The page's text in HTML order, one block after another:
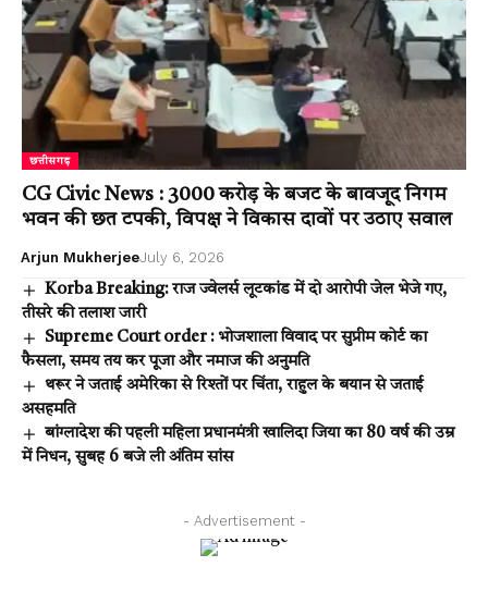
छत्तीसगढ़
CG Civic News : 3000 करोड़ के बजट के बावजूद निगम
भवन की छत टपकी, विपक्ष ने विकास दावों पर उठाए सवाल
Arjun MukherjeeJuly 6, 2026
Korba Breaking: राज ज्वेलर्स लूटकांड में दो आरोपी जेल भेजे गए,
तीसरे की तलाश जारी
Supreme Court order : भोजशाला विवाद पर सुप्रीम कोर्ट का
फैसला, समय तय कर पूजा और नमाज की अनुमति
थरूर ने जताई अमेरिका से रिश्तों पर चिंता, राहुल के बयान से जताई
असहमति
बांग्लादेश की पहली महिला प्रधानमंत्री खालिदा जिया का 80 वर्ष की उम्र
में निधन, सुबह 6 बजे ली अंतिम सांस
- Advertisement -